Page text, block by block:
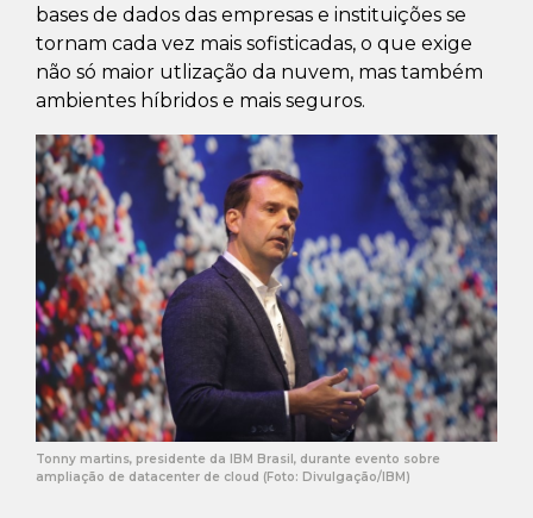
bases de dados das empresas e instituições se
tornam cada vez mais sofisticadas, o que exige
não só maior utlização da nuvem, mas também
ambientes híbridos e mais seguros.
Tonny martins, presidente da IBM Brasil, durante evento sobre
ampliação de datacenter de cloud (Foto: Divulgação/IBM)